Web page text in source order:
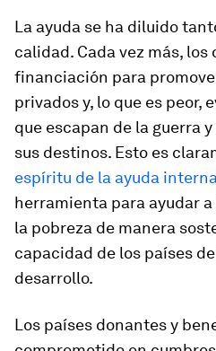
La ayuda se ha diluido
calidad. Cada vez más,
financiación para
privados y, lo que es peor,
que escapan de la guerra
sus destinos. Esto es
espíritu de la ayuda
herramienta para ayudar
la pobreza de manera
capacidad de los países
desarrollo.
Los países donantes y